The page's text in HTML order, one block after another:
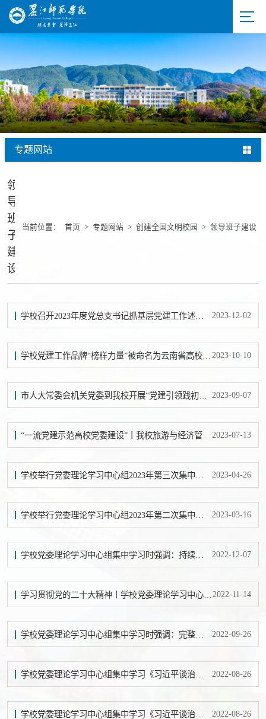
专题网站
领
导
班
子
建
设
当前位置： 首页 > 专题网站 > 创建全国文明校园 > 领导班子建设
2023-12-02
2023-10-10
2023-09-07
2023-07-13
2023-04-26
2023-03-16
2022-12-07
2022-11-14
2022-09-26
2022-08-26
2022-08-26